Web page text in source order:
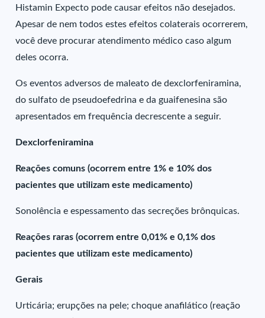
Histamin Expecto pode causar efeitos não desejados.
Apesar de nem todos estes efeitos colaterais ocorrerem,
você deve procurar atendimento médico caso algum
deles ocorra.
Os eventos adversos de maleato de dexclorfeniramina,
do sulfato de pseudoefedrina e da guaifenesina são
apresentados em frequência decrescente a seguir.
Dexclorfeniramina
Reações comuns (ocorrem entre 1% e 10% dos
pacientes que utilizam este medicamento)
Sonolência e espessamento das secreções brônquicas.
Reações raras (ocorrem entre 0,01% e 0,1% dos
pacientes que utilizam este medicamento)
Gerais
Urticária; erupções na pele; choque anafilático (reação